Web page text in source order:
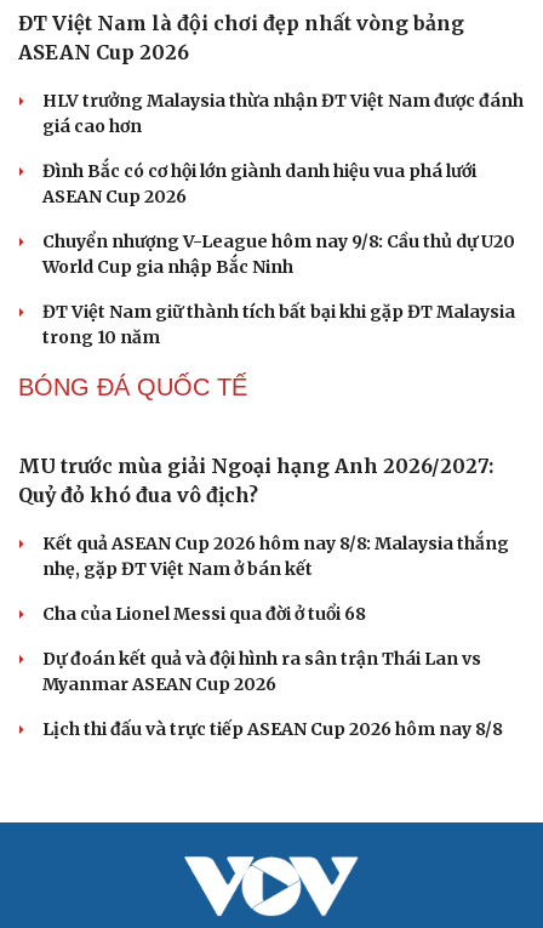
Cải chính
PICKLEBALL
Pickleball Việt Nam có chung kết trong mơ tại Ho
Chi Minh City Open 2026
Lý Hoàng Nam, Trương Vinh Hiển tạo chung kết trong
Nhập môn Pickleball: Hướng dẫn kỹ thuật Speed up
Cách bắt đường Speed up khi bóng đi dọc dây trong
Hôm nay, khởi tranh giải pickleball danh giá tại Việt
BÓNG ĐÁ VIỆT NAM
ĐT Việt Nam là đội chơi đẹp nhất vòng bảng
HLV trưởng Malaysia thừa nhận ĐT Việt Nam được đánh